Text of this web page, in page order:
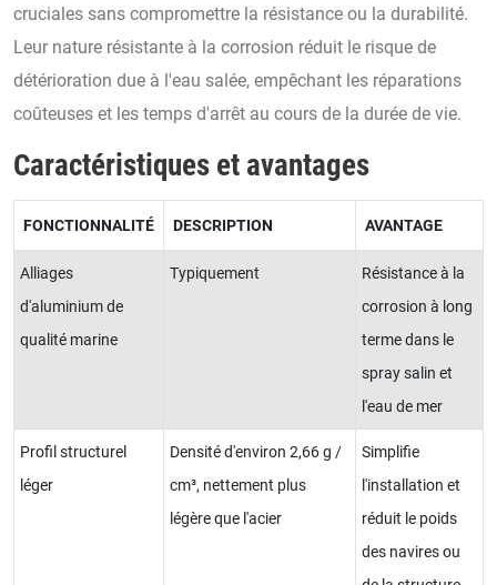
cruciales sans compromettre la résistance ou la durabilité.
Leur nature résistante à la corrosion réduit le risque de
détérioration due à l'eau salée, empêchant les réparations
coûteuses et les temps d'arrêt au cours de la durée de vie.
Caractéristiques et avantages
FONCTIONNALITÉ DESCRIPTION AVANTAGE
Alliages
d'aluminium de
qualité marine
Typiquement
Résistance à la
corrosion à long
terme dans le
spray salin et
l'eau de mer
Profil structurel
léger
Densité d'environ 2,66 g /
cm³, nettement plus
légère que l'acier
Simplifie
l'installation et
réduit le poids
des navires ou